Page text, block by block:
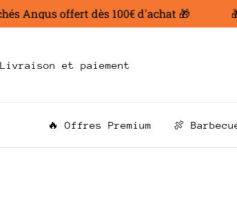
Aller
au
Angus offert dès 100€ d'achat 🎁 🎁
Livraison et paiement
🔥 Offres Premium 🍖